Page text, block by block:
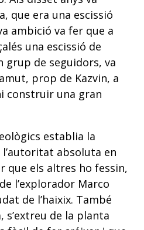
que era una escissió
ambició va fer que a
una escissió de
grup de seguidors, va
prop de Kazvin, a
construir una gran
establia la
l’autoritat absoluta en
que els altres ho fessin,
l’explorador Marco
de l’haixix. També
s’extreu de la planta